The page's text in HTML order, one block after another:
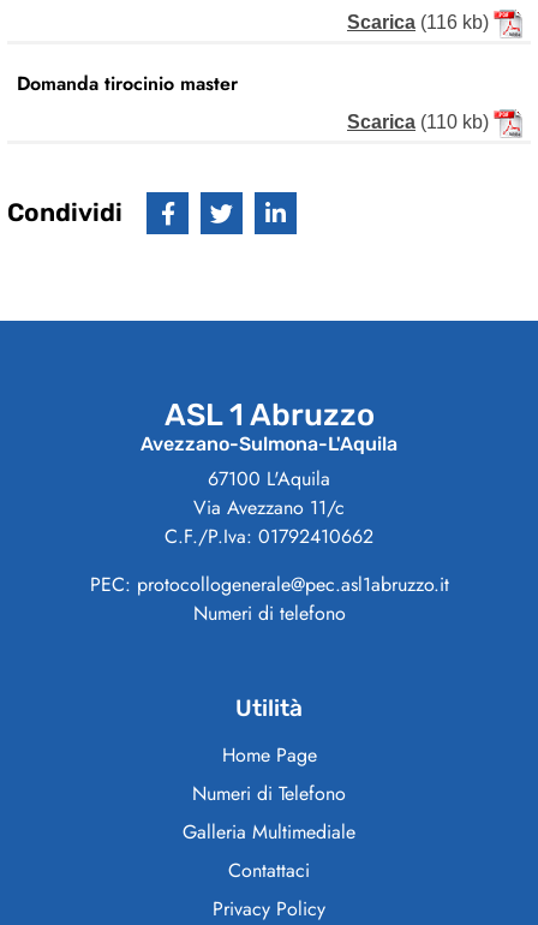
Scarica (116 kb)
Domanda tirocinio master
Scarica (110 kb)
Condividi
ASL 1 Abruzzo
Avezzano-Sulmona-L'Aquila
67100 L'Aquila
Via Avezzano 11/c
C.F./P.Iva: 01792410662
PEC: protocollogenerale@pec.asl1abruzzo.it
Numeri di telefono
Utilità
Home Page
Numeri di Telefono
Galleria Multimediale
Contattaci
Privacy Policy